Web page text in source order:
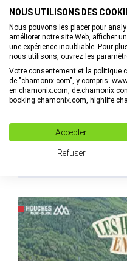
à Chamonix-Mont-Blanc
NOUS UTILISONS DES
Nous pouvons les placer pour
améliorer notre site Web, afficher
une expérience inoubliable. Pour
nous utilisons, ouvrez les
Votre consentement et la politique
de "chamonix.com", y compris:
en.chamonix.com,
booking.chamonix.com,
Accepter
Refuser